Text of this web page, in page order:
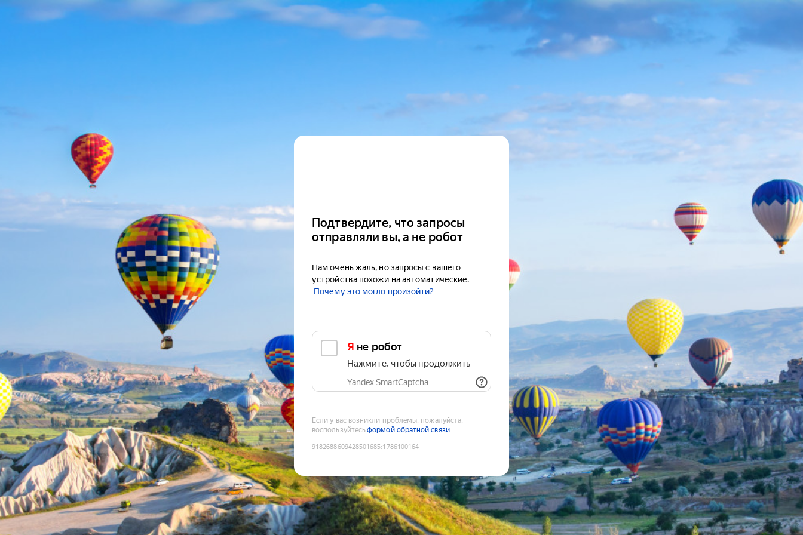
Подтвердите, что запросы
отправляли вы, а не робот
Нам очень жаль, но запросы с вашего
устройства похожи на автоматические.
Почему это могло произойти?
Я не робот
Нажмите, чтобы продолжить
Yandex SmartCaptcha
Если у вас возникли проблемы, пожалуйста,
воспользуйтесьформой обратной связи
9182688609428501685:1786100164